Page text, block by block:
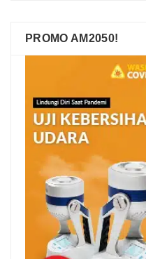
PROMO AM2050!